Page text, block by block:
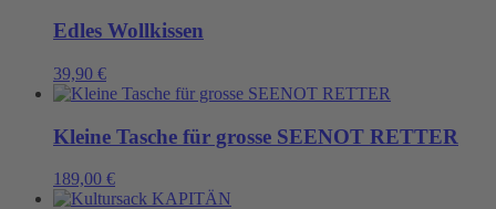
Edles Wollkissen
39,90 €
Kleine Tasche für grosse SEENOT RETTER
189,00 €